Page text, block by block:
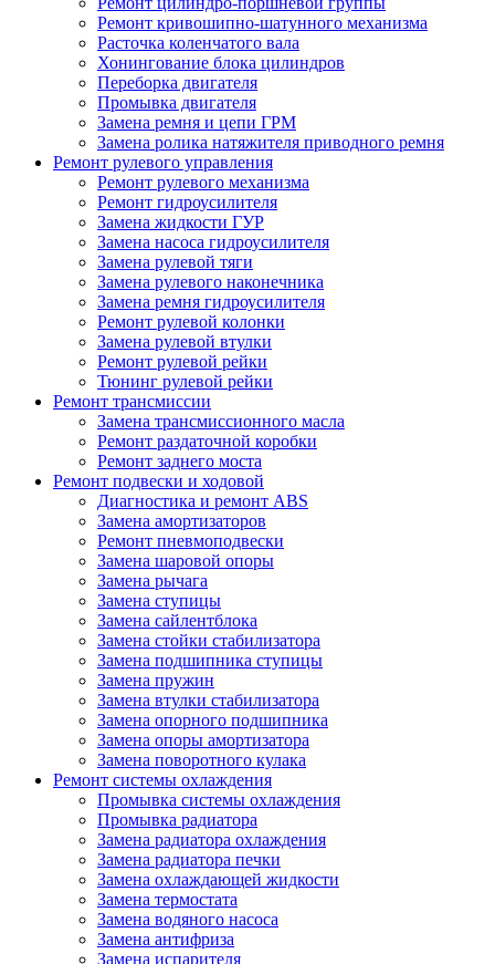
Ремонт кривошипно-шатунного механизма
Расточка коленчатого вала
Хонингование блока цилиндров
Переборка двигателя
Промывка двигателя
Замена ремня и цепи ГРМ
Замена ролика натяжителя приводного ремня
Ремонт рулевого управления
Ремонт рулевого механизма
Ремонт гидроусилителя
Замена жидкости ГУР
Замена насоса гидроусилителя
Замена рулевой тяги
Замена рулевого наконечника
Замена ремня гидроусилителя
Ремонт рулевой колонки
Замена рулевой втулки
Ремонт рулевой рейки
Тюнинг рулевой рейки
Ремонт трансмиссии
Замена трансмиссионного масла
Ремонт раздаточной коробки
Ремонт заднего моста
Ремонт подвески и ходовой
Диагностика и ремонт ABS
Замена амортизаторов
Ремонт пневмоподвески
Замена шаровой опоры
Замена рычага
Замена ступицы
Замена сайлентблока
Замена стойки стабилизатора
Замена подшипника ступицы
Замена пружин
Замена втулки стабилизатора
Замена опорного подшипника
Замена опоры амортизатора
Замена поворотного кулака
Ремонт системы охлаждения
Промывка системы охлаждения
Промывка радиатора
Замена радиатора охлаждения
Замена радиатора печки
Замена охлаждающей жидкости
Замена термостата
Замена водяного насоса
Замена антифриза
Замена испарителя